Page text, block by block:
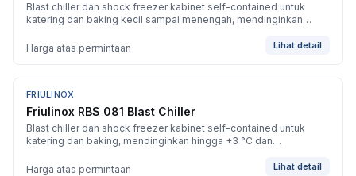
Blast chiller dan shock freezer kabinet self-contained untuk
katering dan baking kecil sampai menengah, mendinginkan
Harga atas permintaan
Lihat detail
BARU
FRIULINOX
Friulinox RBS 081 Blast Chiller
Blast chiller dan shock freezer kabinet self-contained untuk
katering dan baking, mendinginkan hingga +3 °C dan
Harga atas permintaan
Lihat detail